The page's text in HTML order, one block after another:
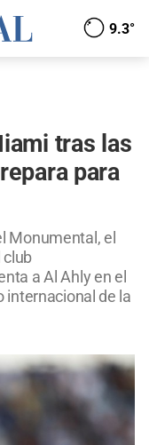
9.3°
tras las
para
Monumental, el
club
a Al Ahly en el
internacional de la